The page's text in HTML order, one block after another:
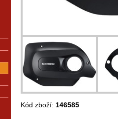
Kód zboží: 146585